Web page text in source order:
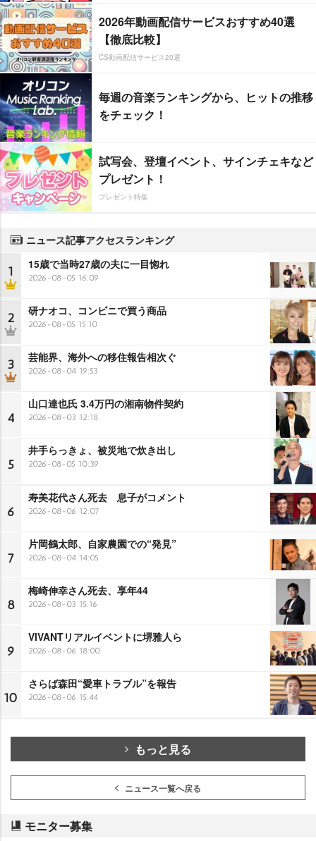
2026年動画配信サービスおすすめ40選
【徹底比較】
CS動画配信サービス20選
毎週の音楽ランキングから、ヒットの推移
をチェック！
試写会、登壇イベント、サインチェキなど
プレゼント！
プレゼント特集
ニュース記事アクセスランキング
1 15歳で当時27歳の夫に一目惚れ
2026-08-05 16:09
2 研ナオコ、コンビニで買う商品
2026-08-05 15:10
3 芸能界、海外への移住報告相次ぐ
2026-08-04 19:53
4
山口達也氏 3.4万円の湘南物件契約
2026-08-03 12:18
5
井手らっきょ、被災地で炊き出し
2026-08-05 10:39
6
寿美花代さん死去 息子がコメント
2026-08-06 12:07
7
片岡鶴太郎、自家農園での“発見”
2026-08-04 14:05
8
梅崎伸幸さん死去、享年44
2026-08-03 15:16
9
VIVANTリアルイベントに堺雅人ら
2026-08-06 18:00
10
さらば森田“愛車トラブル”を報告
2026-08-06 15:44
もっと見る
ニュース一覧へ戻る
モニター募集